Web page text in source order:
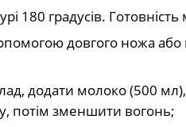
180 градусів.
довгого ножа
додати молоко (500 мл),
потім зменшити вогонь;